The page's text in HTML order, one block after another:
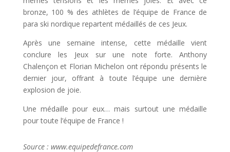
bronze, 100 % des athlètes de l’équipe de France de
para ski nordique repartent médaillés de ces Jeux.
Après une semaine intense, cette médaille vient
conclure les Jeux sur une note forte. Anthony
Chalençon et Florian Michelon ont répondu présents le
dernier jour, offrant à toute l’équipe une dernière
explosion de joie.
Une médaille pour eux… mais surtout une médaille
pour toute l’équipe de France !
Source : www.equipedefrance.com